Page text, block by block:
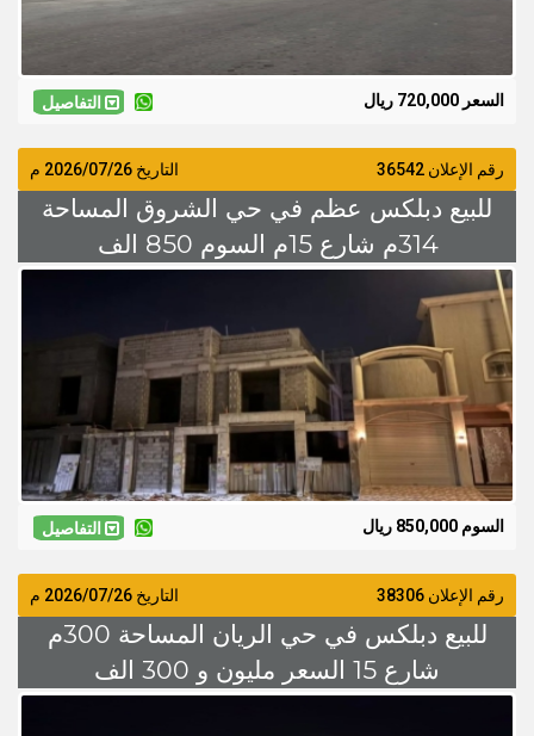
التفاصيل السعر 720,000 ريال
التاريخ 2026/07/26 م رقم الإعلان 36542
للبيع دبلكس عظم في حي الشروق المساحة
314م شارع 15م السوم 850 الف
التفاصيل السوم 850,000 ريال
التاريخ 2026/07/26 م رقم الإعلان 38306
للبيع دبلكس في حي الريان المساحة 300م
شارع 15 السعر مليون و 300 الف